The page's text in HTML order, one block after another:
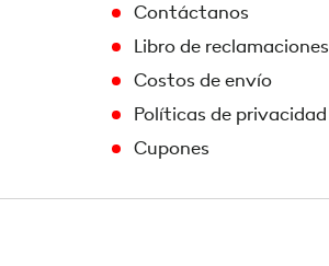
Contáctanos
Libro de reclamaciones
Costos de envío
Políticas de privacidad
Cupones